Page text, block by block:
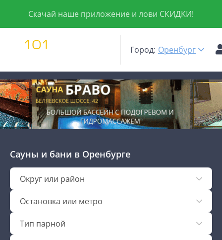
Скачай наше приложение и лови СКИДКИ!
Город: Оренбург
Сауны и бани в Оренбурге
Округ или район
Остановка или метро
Тип парной